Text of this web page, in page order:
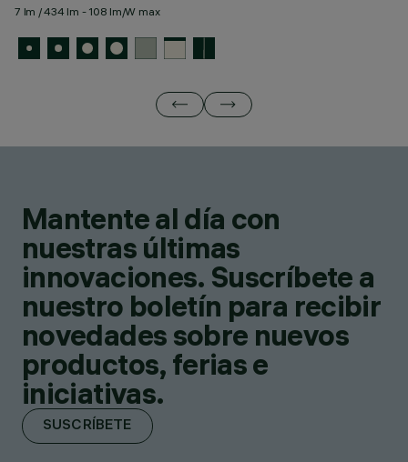
7 lm / 434 lm - 108 lm/W max
Mantente al día con
nuestras últimas
innovaciones. Suscríbete a
nuestro boletín para recibir
novedades sobre nuevos
productos, ferias e
iniciativas.
SUSCRÍBETE